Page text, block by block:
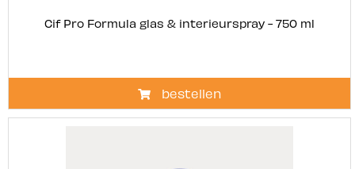
Cif Pro Formula glas & interieurspray - 750 ml
bestellen